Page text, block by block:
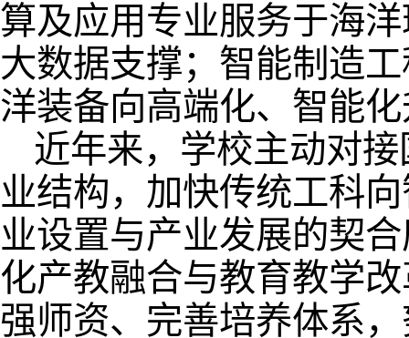
算及应用专业服务于海
大数据支撑；智能制造
洋装备向高端化、智能
近年来，学校主动对
业结构，加快传统工科
业设置与产业发展的契
化产教融合与教育教学
强师资、完善培养体系